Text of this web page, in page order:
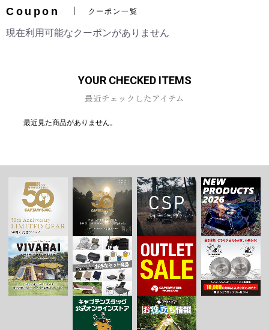
Coupon クーポン一覧
現在利用可能なクーポンがありません
YOUR CHECKED ITEMS
最近チェックしたアイテム
最近見た商品がありません。